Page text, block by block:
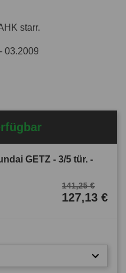
starr.
03.2009
GETZ - 3/5 tür. -
141,25 €
127,13 €